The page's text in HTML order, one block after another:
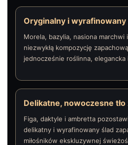
Oryginalny i
Morela, bazylia, nasiona marchwi
niezwykłą kompozycję
jednocześnie roślinna,
Delikatne, nowoczesne
Figa, daktyle i ambretta
delikatny i wyrafinowany ślad
miłośników ekskluzywnej